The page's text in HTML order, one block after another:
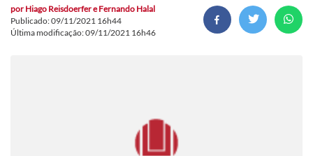
por Hiago Reisdoerfer e Fernando Halal
Publicado: 09/11/2021 16h44
Última modificação: 09/11/2021 16h46